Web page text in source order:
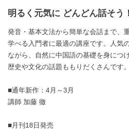
明るく元気に どんどん話そう！
発音・基本文法から簡単な会話まで、
学べる入門者に最適の講座です。人気
ながら、自然に中国語の基礎を身につ
歴史や文化の話題ももりだくさんです。
■通年新作：4月～3月
講師 加藤 徹
■月刊18日発売